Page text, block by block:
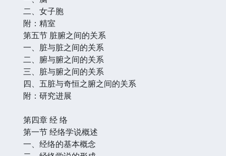
二、女子胞
附：精室
第五节 脏腑之间的关系
一、脏与脏之间的关系
二、腑与腑之间的关系
三、脏与腑之间的关系
四、五脏与奇恒之腑之间的关系
附：研究进展
第四章 经 络
第一节 经络学说概述
一、经络的基本概念